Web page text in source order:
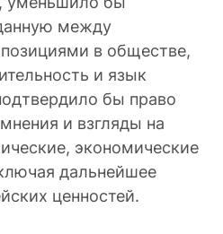
между
в обществе,
и язык
бы право
и взгляды на
экономические
дальнейшее
ценностей.